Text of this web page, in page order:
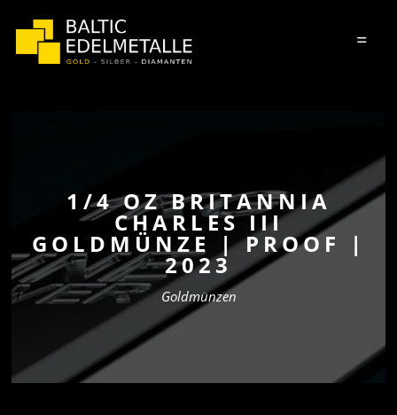
=
1/4 OZ BRITANNIA
CHARLES III
GOLDMÜNZE | PROOF |
2023
Goldmünzen